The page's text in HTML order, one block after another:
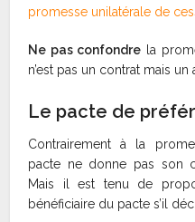
promesse unilatérale de
Ne pas confondre la
n’est pas un contrat mais un
Le pacte de
Contrairement à la
pacte ne donne pas son
Mais il est tenu de
bénéficiaire du pacte s’il